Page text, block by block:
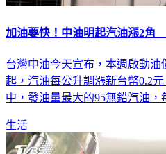
加油要快！中油明起汽油漲2角
台灣中油今天宣布，本週啟動
起，汽油每公升調漲新台幣0.2
中，發油量最大的95無鉛汽油，
生活